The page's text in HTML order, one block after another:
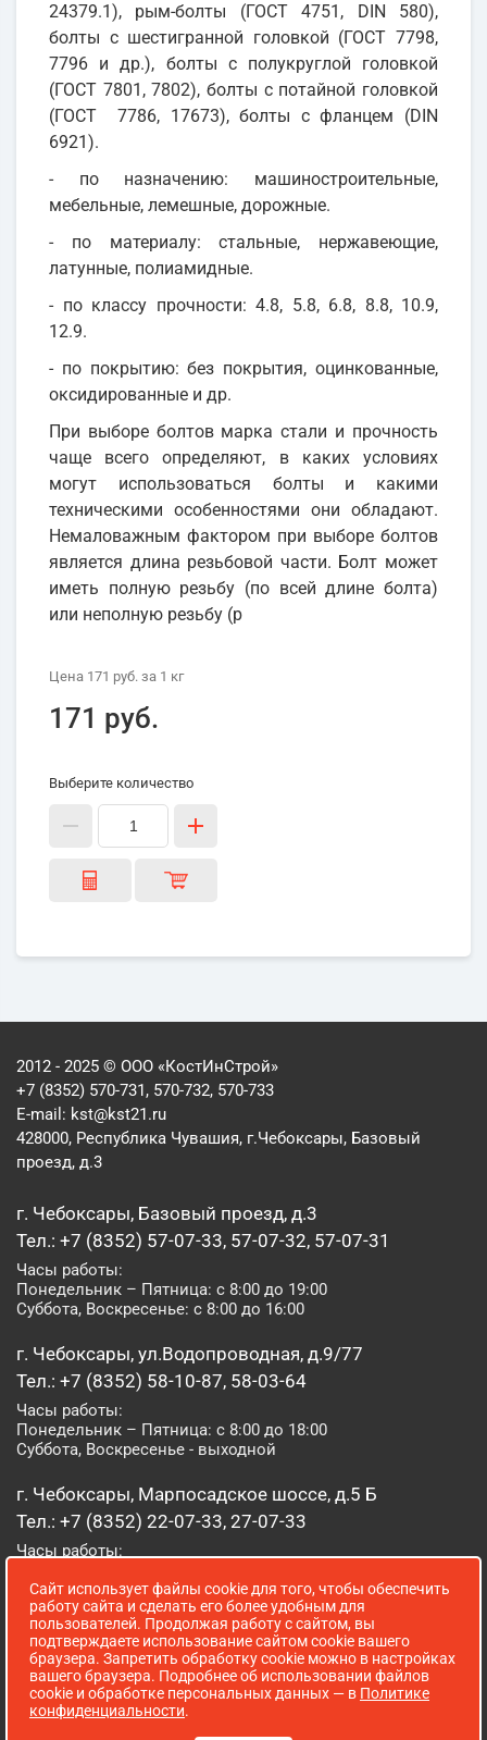
24379.1), рым-болты (ГОСТ 4751, DIN 580),
болты с шестигранной головкой (ГОСТ 7798,
7796 и др.), болты с полукруглой головкой
(ГОСТ 7801, 7802), болты с потайной головкой
(ГОСТ 7786, 17673), болты с фланцем (DIN
6921).
- по назначению: машиностроительные,
мебельные, лемешные, дорожные.
- по материалу: стальные, нержавеющие,
латунные, полиамидные.
- по классу прочности: 4.8, 5.8, 6.8, 8.8, 10.9,
12.9.
- по покрытию: без покрытия, оцинкованные,
оксидированные и др.
При выборе болтов марка стали и прочность
чаще всего определяют, в каких условиях
могут использоваться болты и какими
техническими особенностями они обладают.
Немаловажным фактором при выборе болтов
является длина резьбовой части. Болт может
иметь полную резьбу (по всей длине болта)
или неполную резьбу (р
Цена 171 руб. за 1 кг
171 руб.
Выберите количество
2012 - 2025 © ООО «КостИнСтрой»
+7 (8352) 570-731, 570-732, 570-733
E-mail: kst@kst21.ru
428000, Республика Чувашия, г.Чебоксары, Базовый
проезд, д.3
г. Чебоксары, Базовый проезд, д.3
Тел.: +7 (8352) 57-07-33, 57-07-32, 57-07-31
Часы работы:
Понедельник – Пятница: с 8:00 до 19:00
Суббота, Воскресенье: с 8:00 до 16:00
г. Чебоксары, ул.Водопроводная, д.9/77
Тел.: +7 (8352) 58-10-87, 58-03-64
Часы работы:
Понедельник – Пятница: с 8:00 до 18:00
Суббота, Воскресенье - выходной
г. Чебоксары, Марпосадское шоссе, д.5 Б
Тел.: +7 (8352) 22-07-33, 27-07-33
Часы работы:
Суббота, Воскресенье: с 8:00 до 16:00
г. Йошкар-Ола, ул. Луначарского, д. 52 А
Тел.: (8362) 41-07-31
Часы работы:
Понедельник – Пятница: с 8:00 до 18:00
Сайт использует файлы cookie для того, чтобы обеспечить
работу сайта и сделать его более удобным для
пользователей. Продолжая работу с сайтом, вы
подтверждаете использование сайтом cookie вашего
браузера. Запретить обработку cookie можно в настройках
вашего браузера. Подробнее об использовании файлов
cookie и обработке персональных данных — в Политике
конфиденциальности.